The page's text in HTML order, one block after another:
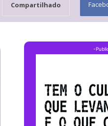
Compartilhado
-